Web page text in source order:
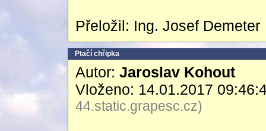
Přeložil: Ing. Josef Demeter
Ptačí chřipka
Autor: Jaroslav Kohout
Vloženo: 14.01.2017
44.static.grapesc.cz)